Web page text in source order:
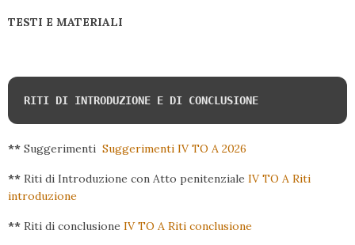
TESTI E MATERIALI
RITI DI INTRODUZIONE E DI CONCLUSIONE
** Suggerimenti Suggerimenti IV TO A 2026
** Riti di Introduzione con Atto penitenziale IV TO A Riti
introduzione
** Riti di conclusione IV TO A Riti conclusione